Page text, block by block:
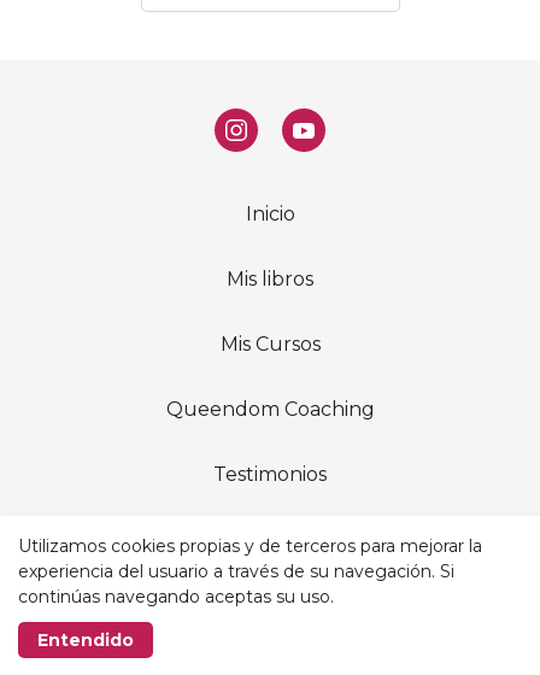
Inicio
Mis libros
Mis Cursos
Queendom Coaching
Testimonios
Medios de Comunicación
Utilizamos cookies propias y de terceros para mejorar la
experiencia del usuario a través de su navegación. Si
continúas navegando aceptas su uso.
Entendido